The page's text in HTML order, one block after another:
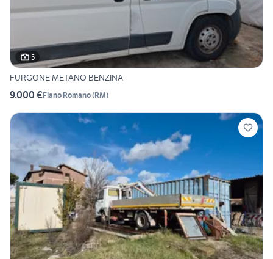
5
FURGONE METANO BENZINA
9.000 €Fiano Romano(RM)